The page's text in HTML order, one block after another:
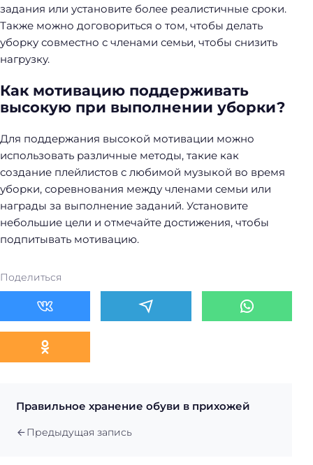
задания или установите более реалистичные сроки.
Также можно договориться о том, чтобы делать
уборку совместно с членами семьи, чтобы снизить
нагрузку.
Как мотивацию поддерживать
высокую при выполнении уборки?
Для поддержания высокой мотивации можно
использовать различные методы, такие как
создание плейлистов с любимой музыкой во время
уборки, соревнования между членами семьи или
награды за выполнение заданий. Установите
небольшие цели и отмечайте достижения, чтобы
подпитывать мотивацию.
Поделиться
Правильное хранение обуви в прихожей
Предыдущая запись